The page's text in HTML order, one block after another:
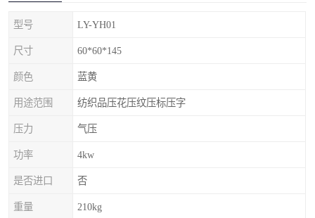
型号 LY-YH01
尺寸 60*60*145
颜色 蓝黄
用途范围 纺织品压花压纹压标压字
压力 气压
功率 4kw
是否进口 否
重量 210kg